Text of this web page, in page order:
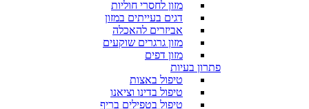
מזון לחסרי חוליות
דגים בעייתים במזון
אביזרים להאכלה
מזון גרגרים שוקעים
מזון דפים
פתרון בעיות
טיפול באצות
טיפול בדינו וציאנו
טיפול בטפילים בריף